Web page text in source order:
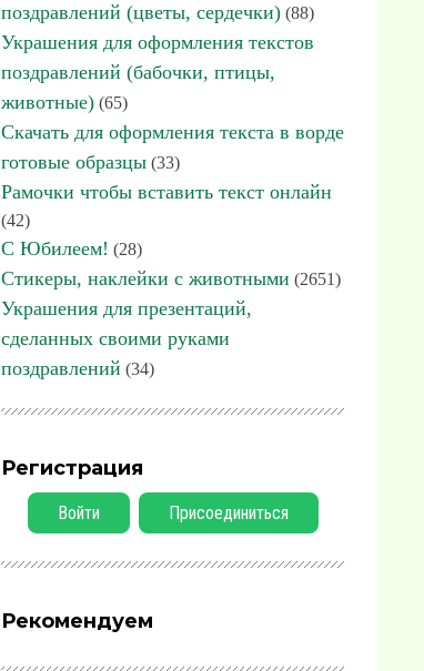
поздравлений (цветы, сердечки) (88)
Украшения для оформления текстов
поздравлений (бабочки, птицы,
животные) (65)
Скачать для оформления текста в ворде
готовые образцы (33)
Рамочки чтобы вставить текст онлайн
(42)
С Юбилеем! (28)
Стикеры, наклейки с животными (2651)
Украшения для презентаций,
сделанных своими руками
поздравлений (34)
Регистрация
Войти Присоединиться
Рекомендуем